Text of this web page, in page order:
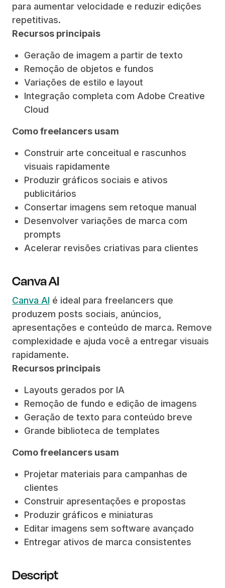
para aumentar velocidade e reduzir edições
repetitivas.
Recursos principais
Geração de imagem a partir de texto
Remoção de objetos e fundos
Variações de estilo e layout
Integração completa com Adobe Creative
Cloud
Como freelancers usam
Construir arte conceitual e rascunhos
visuais rapidamente
Produzir gráficos sociais e ativos
publicitários
Consertar imagens sem retoque manual
Desenvolver variações de marca com
prompts
Acelerar revisões criativas para clientes
Canva AI
Canva AI é ideal para freelancers que
produzem posts sociais, anúncios,
apresentações e conteúdo de marca. Remove
complexidade e ajuda você a entregar visuais
rapidamente.
Recursos principais
Layouts gerados por IA
Remoção de fundo e edição de imagens
Geração de texto para conteúdo breve
Grande biblioteca de templates
Como freelancers usam
Projetar materiais para campanhas de
clientes
Construir apresentações e propostas
Produzir gráficos e miniaturas
Editar imagens sem software avançado
Entregar ativos de marca consistentes
Descript